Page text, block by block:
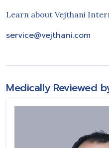
Learn about Vejthani
service@vejthani.com
Medically Reviewed